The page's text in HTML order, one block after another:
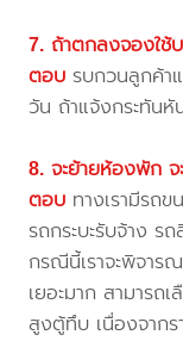
7. ถ้าตกลงจองใช้
ตอบ รบกวนลูกค้า
วัน ถ้าแจ้งกระทันหั
8. จะย้ายห้องพัก จ
ตอบ ทางเรามีรถข
รถกระบะรับจ้าง
กรณีนี้เราจะพิจาร
เยอะมาก สามารถ
สูงตู้ทึบ เนื่องจากร